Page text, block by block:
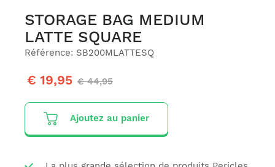
STORAGE BAG MEDIUM
LATTE SQUARE
Référence: SB200MLATTESQ
€ 19,95 € 44,95
Ajoutez au panier